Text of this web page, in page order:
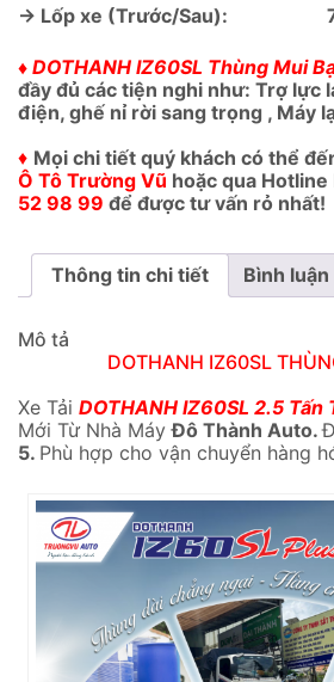
→ Lốp xe (Trước/Sau):
♦ DOTHANH IZ60SL Thùng Mui
đầy đủ các tiện nghi như: Trợ lực
điện, ghế nỉ rời sang trọng , Máy
♦ Mọi chi tiết quý khách có thể
Ô Tô Trường Vũ hoặc qua Hotline
52 98 99 để được tư vấn rỏ nhất!
Thông tin chi tiết Bình luận
Mô tả
DOTHANH IZ60SL
Xe Tải DOTHANH IZ60SL 2.5
Mới Từ Nhà MáyĐô Thành Auto.
5. Phù hợp cho vận chuyển hàng